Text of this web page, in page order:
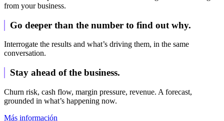
from your business.
Go deeper than the number to find out why.
Interrogate the results and what’s driving them, in the same
conversation.
Stay ahead of the business.
Churn risk, cash flow, margin pressure, revenue. A forecast,
grounded in what’s happening now.
Más información